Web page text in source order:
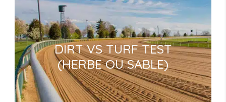
DIRT VS TURF TEST
(HERBE OU SABLE)